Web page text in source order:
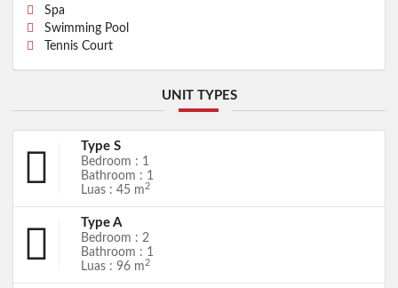
Spa
Swimming Pool
Tennis Court
UNIT TYPES
Type S
Bedroom : 1
Bathroom : 1
Luas : 45 m2
Type A
Bedroom : 2
Bathroom : 1
Luas : 96 m2